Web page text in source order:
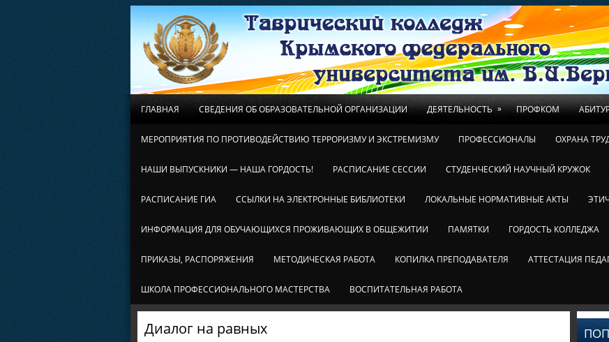
ГЛАВНАЯ СВЕДЕНИЯ ОБ ОБРАЗОВАТЕЛЬНОЙ ОРГАНИЗАЦИИ ДЕЯТЕЛЬНОСТЬ » ПРОФКОМ
МЕРОПРИЯТИЯ ПО ПРОТИВОДЕЙСТВИЮ ТЕРРОРИЗМУ И ЭКСТРЕМИЗМУ ПРОФЕССИОНАЛЫ ОХРАНА
НАШИ ВЫПУСКНИКИ — НАША ГОРДОСТЬ! РАСПИСАНИЕ СЕССИИ СТУДЕНЧЕСКИЙ НАУЧНЫЙ КРУЖОК
РАСПИСАНИЕ ГИА ССЫЛКИ НА ЭЛЕКТРОННЫЕ БИБЛИОТЕКИ ЛОКАЛЬНЫЕ НОРМАТИВНЫЕ АКТЫ
ИНФОРМАЦИЯ ДЛЯ ОБУЧАЮЩИХСЯ ПРОЖИВАЮЩИХ В ОБЩЕЖИТИИ ПАМЯТКИ ГОРДОСТЬ КОЛЛЕДЖА
ПРИКАЗЫ, РАСПОРЯЖЕНИЯ МЕТОДИЧЕСКАЯ РАБОТА КОПИЛКА ПРЕПОДАВАТЕЛЯ АТТЕСТАЦИЯ
ШКОЛА ПРОФЕССИОНАЛЬНОГО МАСТЕРСТВА ВОСПИТАТЕЛЬНАЯ РАБОТА
Диалог на равных